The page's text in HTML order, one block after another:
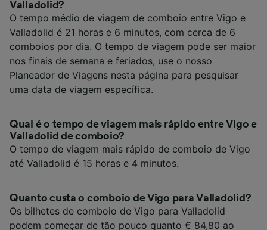
Valladolid?
O tempo médio de viagem de comboio entre Vigo e
Valladolid é 21 horas e 6 minutos, com cerca de 6
comboios por dia. O tempo de viagem pode ser maior
nos finais de semana e feriados, use o nosso
Planeador de Viagens nesta página para pesquisar
uma data de viagem específica.
Qual é o tempo de viagem mais rápido entre Vigo e
Valladolid de comboio?
O tempo de viagem mais rápido de comboio de Vigo
até Valladolid é 15 horas e 4 minutos.
Quanto custa o comboio de Vigo para Valladolid?
Os bilhetes de comboio de Vigo para Valladolid
podem começar de tão pouco quanto € 84,80 ao